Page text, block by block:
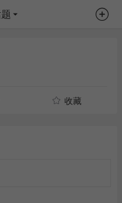
收藏